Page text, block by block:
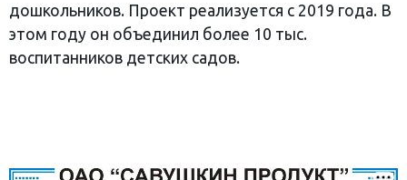
дошкольников. Проект реализуется с 2019 года. В
этом году он объединил более 10 тыс.
воспитанников детских садов.